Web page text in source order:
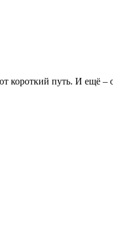
путь. И ещё –